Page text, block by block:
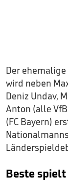
Der
wird neben
Deniz Undav,
Anton (alle
(FC Bayern)
Beste